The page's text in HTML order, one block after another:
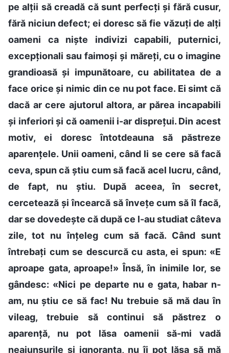
pe alții să creadă că sunt perfecți și fără cusur,
fără niciun defect; ei doresc să fie văzuți de alți
oameni ca niște indivizi capabili, puternici,
excepționali sau faimoși și măreți, cu o imagine
grandioasă și impunătoare, cu abilitatea de a
face orice și nimic din ce nu pot face. Ei simt că
dacă ar cere ajutorul altora, ar părea incapabili
și inferiori și că oamenii i-ar disprețui. Din acest
motiv, ei doresc întotdeauna să păstreze
aparențele. Unii oameni, când li se cere să facă
ceva, spun că știu cum să facă acel lucru, când,
de fapt, nu știu. După aceea, în secret,
cercetează și încearcă să învețe cum să îl facă,
dar se dovedește că după ce l-au studiat câteva
zile, tot nu înțeleg cum să facă. Când sunt
întrebați cum se descurcă cu asta, ei spun: «E
aproape gata, aproape!» Însă, în inimile lor, se
gândesc: «Nici pe departe nu e gata, habar n-
am, nu știu ce să fac! Nu trebuie să mă dau în
vileag, trebuie să continui să păstrez o
aparență, nu pot lăsa oamenii să-mi vadă
neajunsurile și ignoranța, nu îi pot lăsa să mă